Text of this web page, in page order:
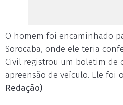
O homem foi encaminhado
Sorocaba, onde ele teria
Civil registrou um boletim de
apreensão de veículo. Ele foi
Redação)